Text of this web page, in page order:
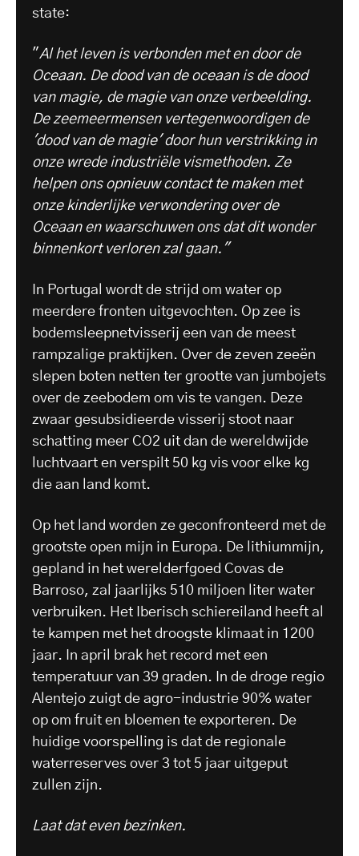
state:
"Al het leven is verbonden met en door de
Oceaan. De dood van de oceaan is de dood
van magie, de magie van onze verbeelding.
De zeemeermensen vertegenwoordigen de
'dood van de magie' door hun verstrikking in
onze wrede industriële vismethoden. Ze
helpen ons opnieuw contact te maken met
onze kinderlijke verwondering over de
Oceaan en waarschuwen ons dat dit wonder
binnenkort verloren zal gaan."
In Portugal wordt de strijd om water op
meerdere fronten uitgevochten. Op zee is
bodemsleepnetvisserij een van de meest
rampzalige praktijken. Over de zeven zeeën
slepen boten netten ter grootte van jumbojets
over de zeebodem om vis te vangen. Deze
zwaar gesubsidieerde visserij stoot naar
schatting meer CO2 uit dan de wereldwijde
luchtvaart en verspilt 50 kg vis voor elke kg
die aan land komt.
Op het land worden ze geconfronteerd met de
grootste open mijn in Europa. De lithiummijn,
gepland in het werelderfgoed Covas de
Barroso, zal jaarlijks 510 miljoen liter water
verbruiken. Het Iberisch schiereiland heeft al
te kampen met het droogste klimaat in 1200
jaar. In april brak het record met een
temperatuur van 39 graden. In de droge regio
Alentejo zuigt de agro-industrie 90% water
op om fruit en bloemen te exporteren. De
huidige voorspelling is dat de regionale
waterreserves over 3 tot 5 jaar uitgeput
zullen zijn.
Laat dat even bezinken.